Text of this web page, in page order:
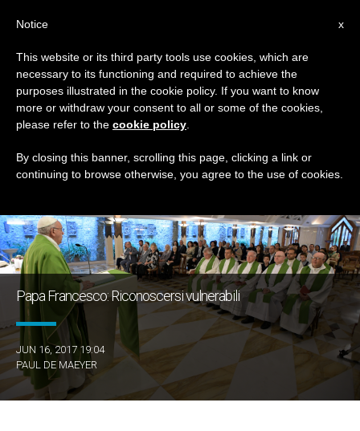
GIORNO
Giugno 16th, 2017
ULTIME NOTIZIE
Papa Francesco: Riconoscersi vulnerabili
JUN 16, 2017 19:04
PAUL DE MAEYER
x
Notice
This website or its third party tools use cookies, which are
necessary to its functioning and required to achieve the
purposes illustrated in the cookie policy. If you want to know
more or withdraw your consent to all or some of the cookies,
please refer to the cookie policy
By closing this banner, scrolling this page, clicking a link or
continuing to browse otherwise, you agree to the use of cookies.